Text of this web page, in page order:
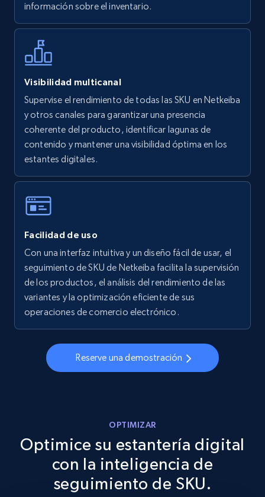
Walmart - products - Find new products by
using specific category URL
URL, Final price, Sku, Currency, Gtin,
more.
5.6K+ 879+ Comenzar ahora
specific keywords
Specifications, Image urls, Top reviews, and
more.
5.6K+ 879+ Comenzar ahora
Walmart - products - Discover products by
using sku numbers
URL, Final price, Sku, Currency, Gtin,
TikTok Shop
información sobre el inventario.
Visibilidad multicanal
Supervise el rendimiento de todas las SKU en Netkeiba
y otros canales para garantizar una presencia
coherente del producto, identificar lagunas de
contenido y mantener una visibilidad óptima en los
estantes digitales.
Facilidad de uso
Con una interfaz intuitiva y un diseño fácil de usar, el
seguimiento de SKU de Netkeiba facilita la supervisión
de los productos, el análisis del rendimiento de las
variantes y la optimización eficiente de sus
operaciones de comercio electrónico.
Reserve una demostración
OPTIMIZAR
Optimice su estantería digital
con la inteligencia de
seguimiento de SKU.